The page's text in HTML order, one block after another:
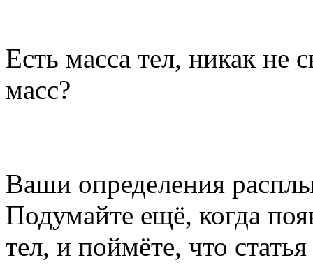
Есть масса тел, никак не
масс?
Ваши определения
Подумайте ещё, когда
тел, и поймёте, что